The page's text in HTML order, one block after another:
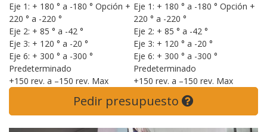
Eje 1: + 180 ° a -180 ° Opción +
220 ° a -220 °
Eje 1: + 180 ° a -180 ° Opción +
220 ° a -220 °
Eje 2: + 85 ° a -42 °
Eje 2: + 85 ° a -42 °
Eje 3: + 120 ° a -20 °
Eje 3: + 120 ° a -20 °
Eje 6: + 300 ° a -300 °
Predeterminado
+150 rev. a –150 rev. Max
Eje 6: + 300 ° a -300 °
Predeterminado
+150 rev. a –150 rev. Max
Pedir presupuesto